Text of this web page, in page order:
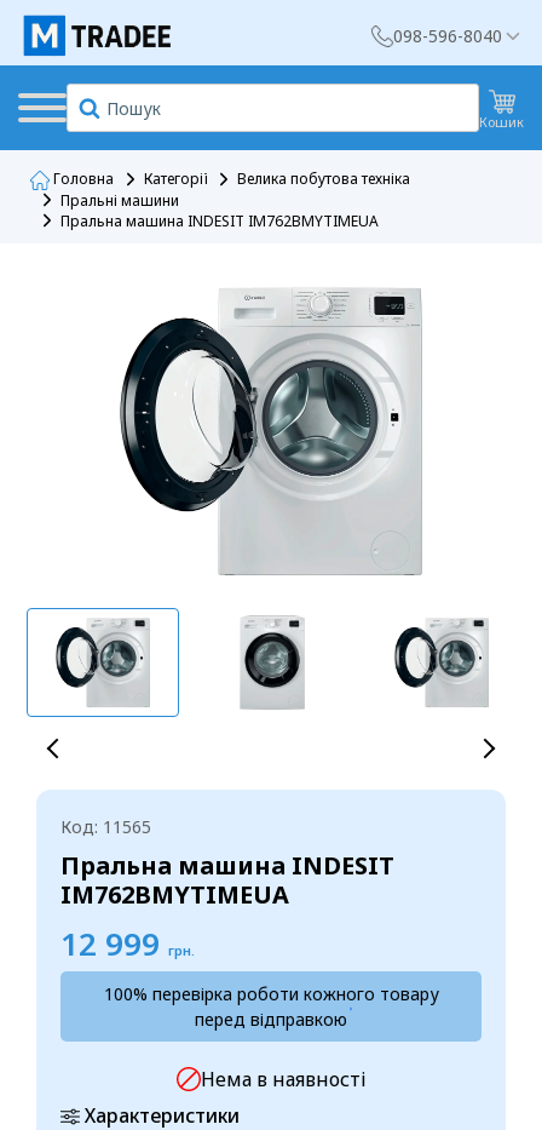
098-596-8040
Кошик
Головна Категорії
Велика побутова техніка
Пральні машини
Пральна машина INDESIT IM762BMYTIMEUA
Код: 11565
Пральна машина INDESIT
IM762BMYTIMEUA
12 999 грн.
100% перевірка роботи кожного товару
перед відправкою
Нема в наявності
Характеристики